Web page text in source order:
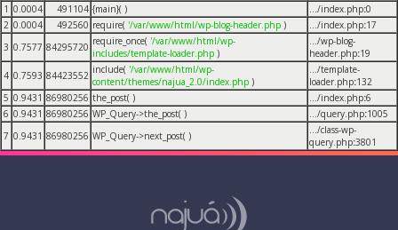
1 0.0004 491104 {main}( ) .../index.php:0
2 0.0004 492560 require( '/var/www/html/wp-blog-header.php ) .../index.php:17
3 0.7577 84295720 require_once( '/var/www/html/wp-
includes/template-loader.php )
.../wp-blog-
header.php:19
4 0.7593 84423552 include( '/var/www/html/wp-
content/themes/najua_2.0/index.php )
.../template-
loader.php:132
5 0.9431 86980256 the_post( ) .../index.php:6
6 0.9431 86980256 WP_Query->the_post( ) .../query.php:1005
7 0.9431 86980256 WP_Query->next_post( )
.../class-wp-
query.php:3801